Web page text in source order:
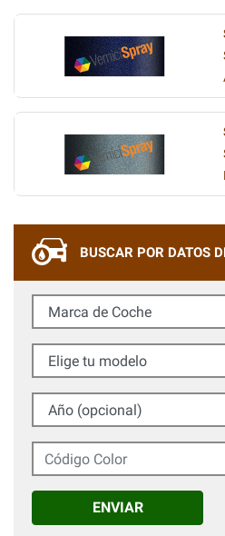
BUSCAR POR DATOS
Marca de Coche
Elige tu modelo
Año (opcional)
Código Color
ENVIAR